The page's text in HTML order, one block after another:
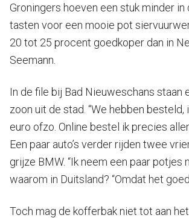
Groningers hoeven een stuk minder in
tasten voor een mooie pot
20 tot 25 procent goedkoper dan in
Seemann.
In de file bij Bad Nieuweschans staan
zoon uit de stad. “We hebben
euro ofzo. Online bestel ik precies
Een paar auto’s verder rijden twee
grijze BMW. “Ik neem een paar potjes
waarom in Duitsland? “Omdat het
Toch mag de kofferbak niet tot aan